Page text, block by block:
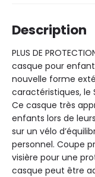
Description
PLUS DE
casque pour
nouvelle forme
caractéristiques, le
Ce casque très
enfants lors de
sur un vélo
personnel. Coupe
visière pour une
casque peut être